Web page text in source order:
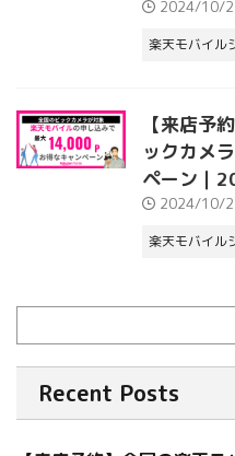
2024/10/
楽天モバイル
【来店予
ックカメ
ペーン｜
2024/10/
楽天モバイル
Recent Posts